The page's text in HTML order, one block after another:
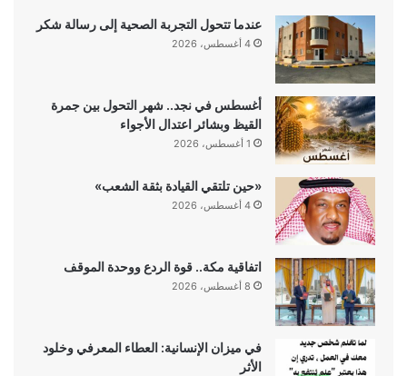
عندما تتحول التجربة الصحية إلى رسالة شكر
4 أغسطس، 2026
أغسطس في نجد.. شهر التحول بين جمرة
القيظ وبشائر اعتدال الأجواء
1 أغسطس، 2026
«حين تلتقي القيادة بثقة الشعب»
4 أغسطس، 2026
اتفاقية مكة.. قوة الردع ووحدة الموقف
8 أغسطس، 2026
في ميزان الإنسانية: العطاء المعرفي وخلود
الأثر